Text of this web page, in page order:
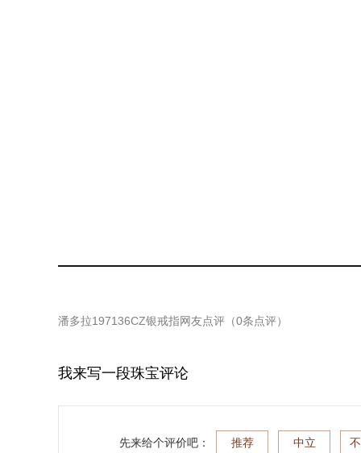
潘多拉197136CZ银戒指网友点评（0条点评）
我来写一段珠宝评论
先来给个评价吧： 推荐 中立